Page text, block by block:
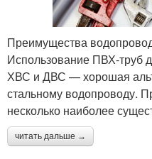
Преимущества
Использование ПВХ-труб
ХВС и ДВС — хорошая
стальному водопроводу.
несколько наиболее
читать дальше →